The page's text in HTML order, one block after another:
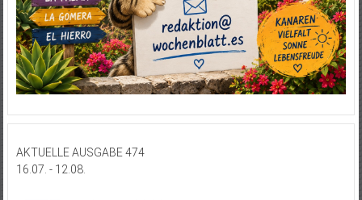
AKTUELLE AUSGABE 474
16.07. - 12.08.